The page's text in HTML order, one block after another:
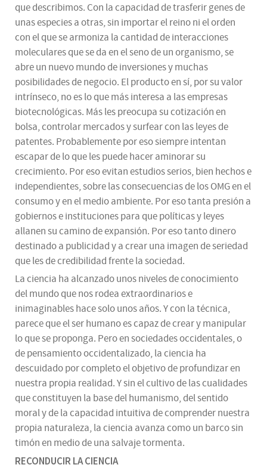
que describimos. Con la capacidad de trasferir genes de
unas especies a otras, sin importar el reino ni el orden
con el que se armoniza la cantidad de interacciones
moleculares que se da en el seno de un organismo, se
abre un nuevo mundo de inversiones y muchas
posibilidades de negocio. El producto en sí, por su valor
intrínseco, no es lo que más interesa a las empresas
biotecnológicas. Más les preocupa su cotización en
bolsa, controlar mercados y surfear con las leyes de
patentes. Probablemente por eso siempre intentan
escapar de lo que les puede hacer aminorar su
crecimiento. Por eso evitan estudios serios, bien hechos e
independientes, sobre las consecuencias de los OMG en el
consumo y en el medio ambiente. Por eso tanta presión a
gobiernos e instituciones para que políticas y leyes
allanen su camino de expansión. Por eso tanto dinero
destinado a publicidad y a crear una imagen de seriedad
que les de credibilidad frente la sociedad.
La ciencia ha alcanzado unos niveles de conocimiento
del mundo que nos rodea extraordinarios e
inimaginables hace solo unos años. Y con la técnica,
parece que el ser humano es capaz de crear y manipular
lo que se proponga. Pero en sociedades occidentales, o
de pensamiento occidentalizado, la ciencia ha
descuidado por completo el objetivo de profundizar en
nuestra propia realidad. Y sin el cultivo de las cualidades
que constituyen la base del humanismo, del sentido
moral y de la capacidad intuitiva de comprender nuestra
propia naturaleza, la ciencia avanza como un barco sin
timón en medio de una salvaje tormenta.
RECONDUCIR LA CIENCIA